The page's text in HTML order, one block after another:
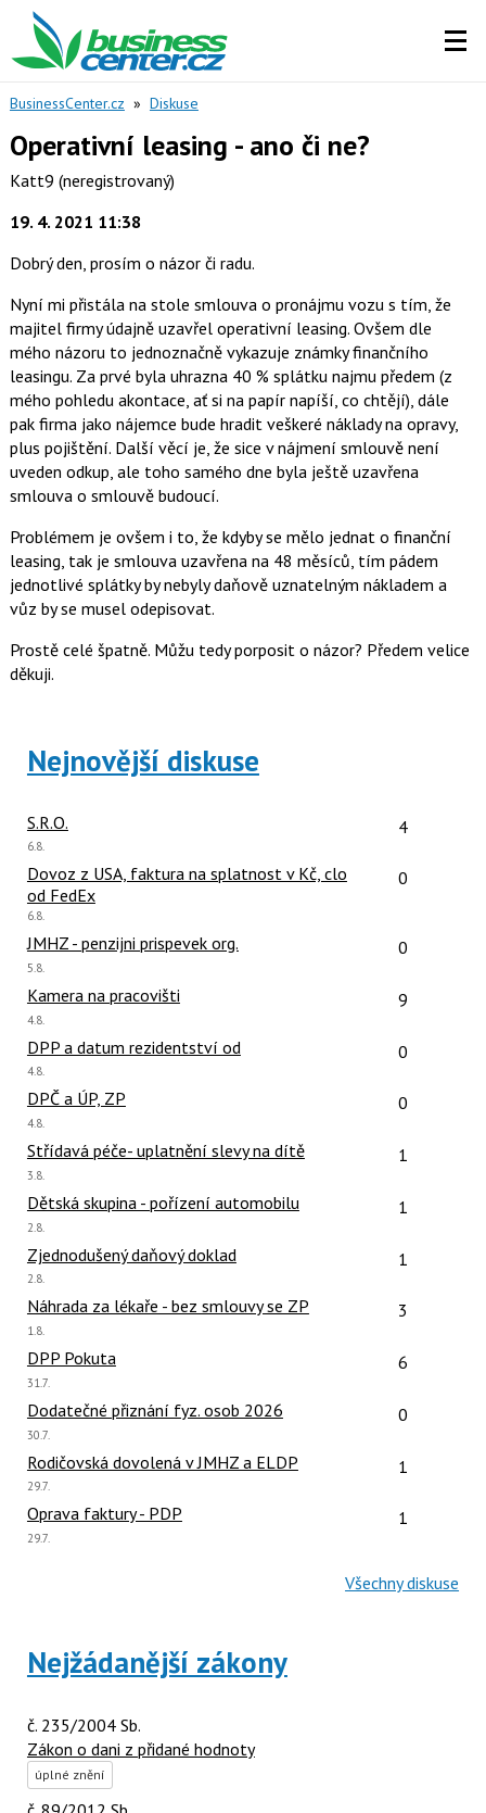
BusinessCenter.cz » Diskuse
Operativní leasing - ano či ne?
Katt9 (neregistrovaný)
19. 4. 2021 11:38
Dobrý den, prosím o názor či radu.
Nyní mi přistála na stole smlouva o pronájmu vozu s tím, že
majitel firmy údajně uzavřel operativní leasing. Ovšem dle
mého názoru to jednoznačně vykazuje známky finančního
leasingu. Za prvé byla uhrazna 40 % splátku najmu předem (z
mého pohledu akontace, ať si na papír napíší, co chtějí), dále
pak firma jako nájemce bude hradit veškeré náklady na opravy,
plus pojištění. Další věcí je, že sice v nájmení smlouvě není
uveden odkup, ale toho samého dne byla ještě uzavřena
smlouva o smlouvě budoucí.
Problémem je ovšem i to, že kdyby se mělo jednat o finanční
leasing, tak je smlouva uzavřena na 48 měsíců, tím pádem
jednotlivé splátky by nebyly daňově uznatelným nákladem a
vůz by se musel odepisovat.
Prostě celé špatně. Můžu tedy porposit o názor? Předem velice
děkuji.
Nejnovější diskuse
S.R.O. Počet
4
Poslední
6.8.
Dovoz z USA, faktura na splatnost v Kč, clo
od FedEx
Počet
0
Poslední
6.8.
JMHZ - penzijni prispevek org. Počet
0
Poslední
5.8.
Kamera na pracovišti Počet
9
Poslední
4.8.
DPP a datum rezidentství od Počet
0
Poslední
4.8.
DPČ a ÚP, ZP Počet
0
Poslední
4.8.
Střídavá péče- uplatnění slevy na dítě Počet
1
Poslední
3.8.
Dětská skupina - pořízení automobilu Počet
1
Poslední
2.8.
Zjednodušený daňový doklad Počet
1
Poslední
2.8.
Náhrada za lékaře - bez smlouvy se ZP Počet
3
Poslední
1.8.
DPP Pokuta Počet
6
Poslední
31.7.
Dodatečné přiznání fyz. osob 2026 Počet
0
Poslední
30.7.
Rodičovská dovolená v JMHZ a ELDP Počet
1
Poslední
29.7.
Oprava faktury - PDP Počet
1
Poslední
29.7.
Všechny diskuse
Nejžádanější zákony
č. 235/2004 Sb.
Zákon o dani z přidané hodnoty
úplné znění